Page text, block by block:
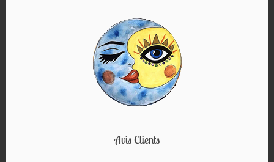
Avis Clients